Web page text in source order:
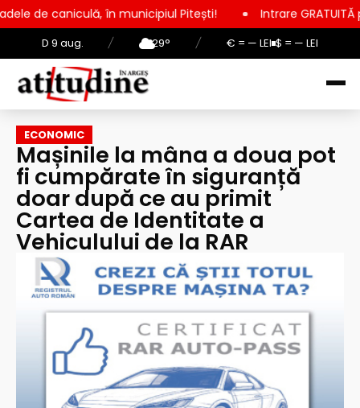
D 9 aug. / 29° / € = — LEI $ = — LEI
în municipiul Pitești! Intrare GRATUITĂ pentru copii,
ECONOMIC
Mașinile la mâna a doua pot
fi cumpărate în siguranță
doar după ce au primit
Cartea de Identitate a
Vehiculului de la RAR